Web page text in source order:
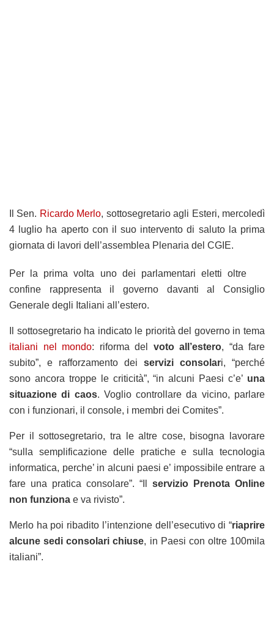
Il Sen. Ricardo Merlo, sottosegretario agli Esteri, mercoledì
4 luglio ha aperto con il suo intervento di saluto la prima
giornata di lavori dell’assemblea Plenaria del CGIE.
Per la prima volta uno dei parlamentari eletti oltre
confine rappresenta il governo davanti al Consiglio
Generale degli Italiani all’estero.
Il sottosegretario ha indicato le priorità del governo in tema
italiani nel mondo: riforma del voto all’estero, “da fare
subito”, e rafforzamento dei servizi consolari, “perché
sono ancora troppe le criticità”, “in alcuni Paesi c’e’ una
situazione di caos. Voglio controllare da vicino, parlare
con i funzionari, il console, i membri dei Comites”.
Per il sottosegretario, tra le altre cose, bisogna lavorare
“sulla semplificazione delle pratiche e sulla tecnologia
informatica, perche’ in alcuni paesi e’ impossibile entrare a
fare una pratica consolare”. “Il servizio Prenota Online
non funziona e va rivisto”.
Merlo ha poi ribadito l’intenzione dell’esecutivo di “riaprire
alcune sedi consolari chiuse, in Paesi con oltre 100mila
italiani”.